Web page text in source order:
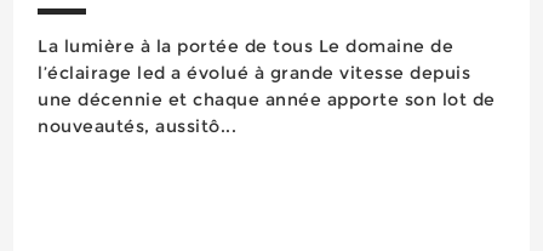
La lumière à la portée de tous Le domaine de
l’éclairage led a évolué à grande vitesse depuis
une décennie et chaque année apporte son lot de
nouveautés, aussitô...